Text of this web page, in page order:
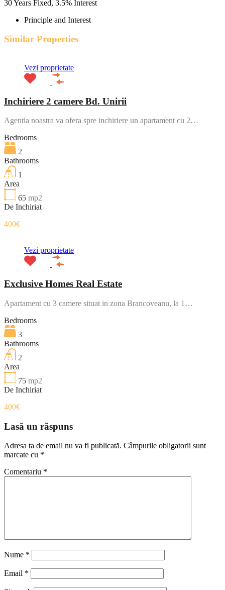
30Years Fixed, 3.5% Interest
Principle and Interest
Similar Properties
Vezi proprietate
Inchiriere 2 camere Bd. Unirii
Agentia noastra va ofera spre inchiriere un apartament cu 2…
Bedrooms
2
Bathrooms
1
Area
65 mp2
De Inchiriat
400€
Vezi proprietate
Exclusive Homes Real Estate
Apartament cu 3 camere situat in zona Brancoveanu, la 1…
Bedrooms
3
Bathrooms
2
Area
75 mp2
De Inchiriat
400€
Lasă un răspuns
Adresa ta de email nu va fi publicată. Câmpurile obligatorii sunt
marcate cu *
Comentariu *
Nume *
Email *